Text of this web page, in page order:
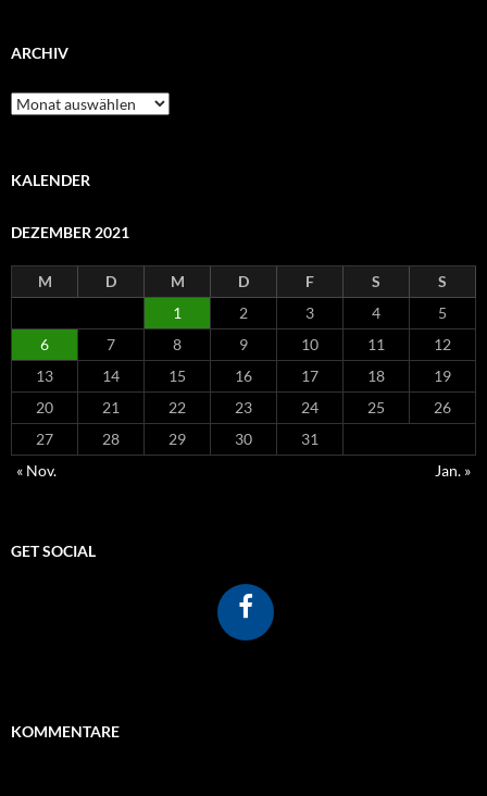
ARCHIV
Archiv
KALENDER
DEZEMBER 2021
M D M D F S
S
1
2 3 4
5
6
7 8 9 10 11
12
13
14 15 16 17 18
19
20
21 22 23 24 25
26
27
28 29 30
31
« Nov.
Jan. »
GET SOCIAL
KOMMENTARE